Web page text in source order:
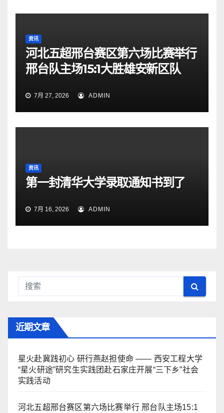
资讯
河北五超邢台赛区第六场比赛举行
邢台队主场15:1大胜雄安新区队
7月 27, 2026 ADMIN
资讯
第一封清华大学录取通知书到了
7月 16, 2026 ADMIN
近期文章
星火赴冀践初心 研行燕赵担使命 —— 西安工程大学
“星火研途”研究生实践团赴石家庄开展“三下乡”社会
实践活动
河北五超邢台赛区第六场比赛举行 邢台队主场15:1